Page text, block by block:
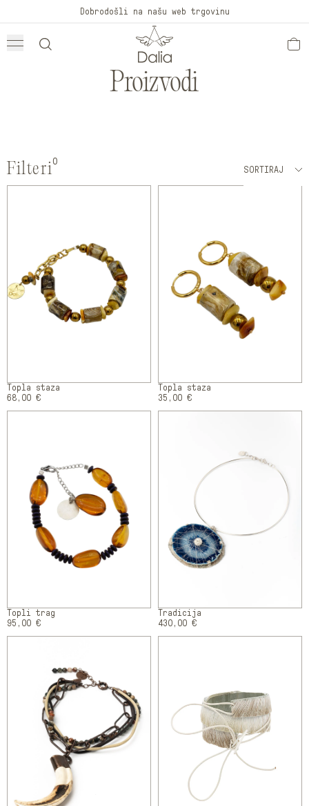
Preskoči
sadržaj
Dobrodošli na našu web trgovinu
Proizvodi
Filteri0
Topla staza
68,00 €
Topla staza
35,00 €
Topli trag
95,00 €
Tradicija
430,00 €